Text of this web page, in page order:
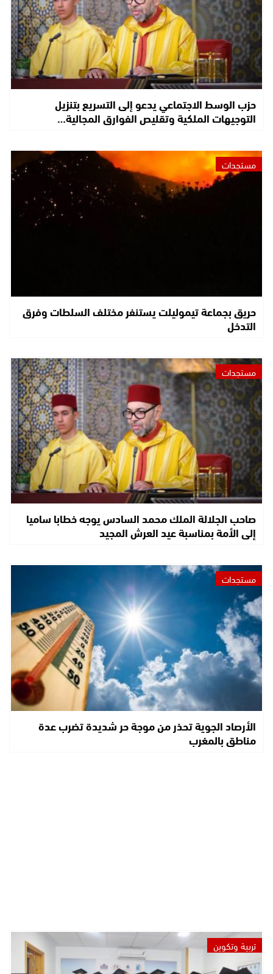
حزب الوسط الاجتماعي يدعو إلى التسريع بتنزيل
التوجيهات الملكية وتقليص الفوارق المجالية…
مستجدات
حريق بجماعة تيموليلت يستنفر مختلف السلطات وفرق
التدخل
مستجدات
صاحب الجلالة الملك محمد السادس يوجه خطابا ساميا
إلى الأمة بمناسبة عيد العرش المجيد
مستجدات
الأرصاد الجوية تحذر من موجة حر شديدة تضرب عدة
مناطق بالمغرب
تربية وتكوين